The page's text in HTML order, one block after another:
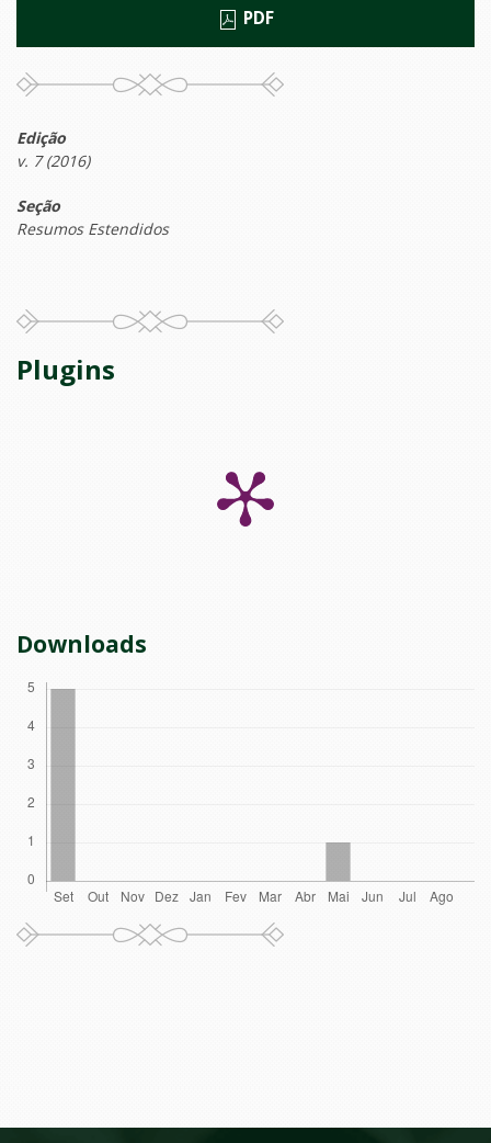
PDF
Edição
v. 7 (2016)
Seção
Resumos Estendidos
Plugins
Downloads